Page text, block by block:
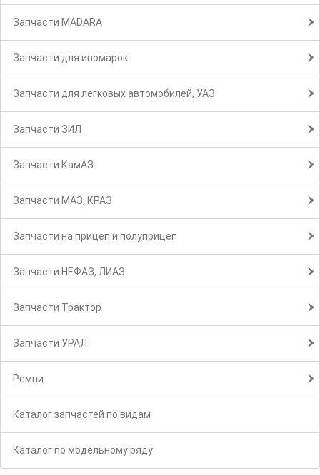
Запчасти MADARA
Запчасти для иномарок
Запчасти для легковых автомобилей, УАЗ
Запчасти ЗИЛ
Запчасти КамАЗ
Запчасти МАЗ, КРАЗ
Запчасти на прицеп и полуприцеп
Запчасти НЕФАЗ, ЛИАЗ
Запчасти Трактор
Запчасти УРАЛ
Ремни
Каталог запчастей по видам
Каталог по модельному ряду